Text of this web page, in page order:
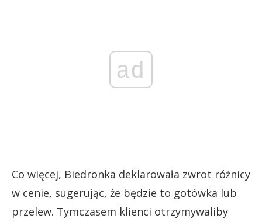
ad
Co więcej, Biedronka deklarowała zwrot różnicy
w cenie, sugerując, że będzie to gotówka lub
przelew. Tymczasem klienci otrzymywaliby